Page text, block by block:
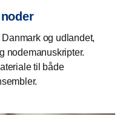
og udlandet,
nodemanuskripter.
til både